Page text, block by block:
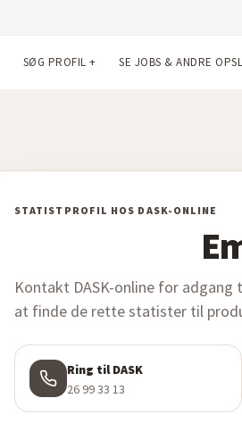
SØG PROFIL + SE JOBS & ANDRE
STATISTPROFIL HOS DASK-ONLINE
Kontakt DASK-online for
at finde de rette statister til
Ring til DASK
26 99 33 13